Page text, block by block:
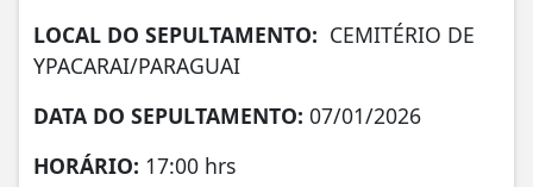
LOCAL DO SEPULTAMENTO: CEMITÉRIO DE
YPACARAI/PARAGUAI
DATA DO SEPULTAMENTO: 07/01/2026
HORÁRIO: 17:00 hrs